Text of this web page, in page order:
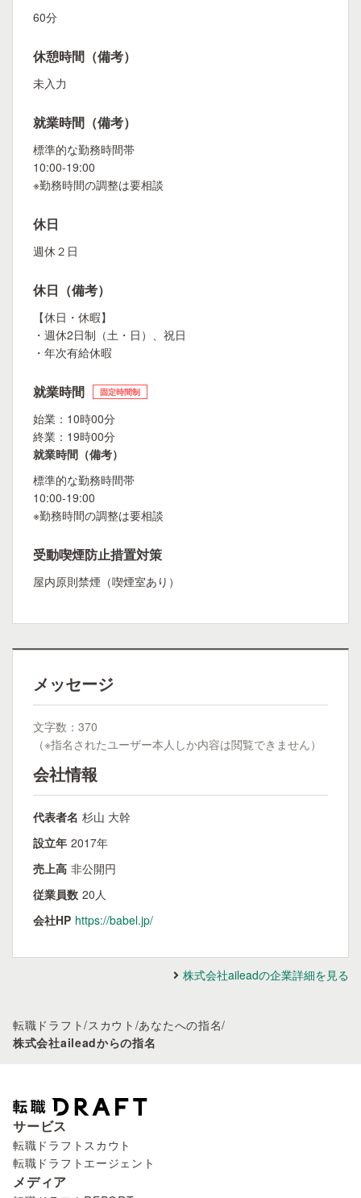
60分
休憩時間（備考）
未入力
就業時間（備考）
標準的な勤務時間帯
10:00-19:00
※勤務時間の調整は要相談
休日
週休２日
休日（備考）
【休日・休暇】
・週休2日制（土・日）、祝日
・年次有給休暇
就業時間 固定時間制
始業：10時00分
終業：19時00分
就業時間（備考）
標準的な勤務時間帯
10:00-19:00
※勤務時間の調整は要相談
受動喫煙防止措置対策
屋内原則禁煙（喫煙室あり）
メッセージ
文字数：370
（※指名されたユーザー本人しか内容は閲覧できません）
会社情報
代表者名 杉山 大幹
設立年 2017年
売上高 非公開円
従業員数 20人
会社HP https://babel.jp/
株式会社aileadの企業詳細を見る
転職ドラフト/スカウト /あなたへの指名/
株式会社aileadからの指名
サービス
転職ドラフトスカウト
転職ドラフトエージェント
メディア